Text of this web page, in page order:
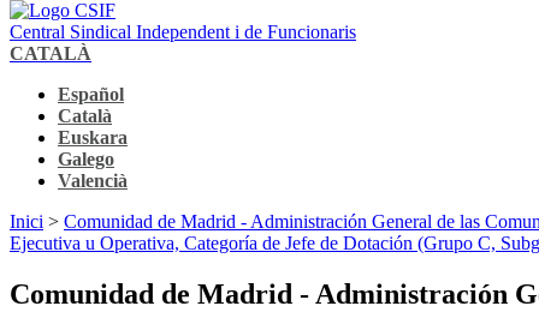
Central Sindical Independent i de Funcionaris
CATALÀ
Español
Català
Euskara
Galego
Valencià
Inici > Comunidad de Madrid - Administración General de las
Ejecutiva u Operativa, Categoría de Jefe de Dotación (Grupo C,
Comunidad de Madrid - Administración